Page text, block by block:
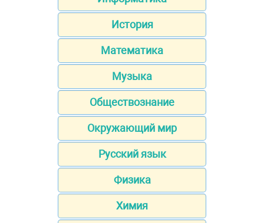
История
Математика
Музыка
Обществознание
Окружающий мир
Русский язык
Физика
Химия